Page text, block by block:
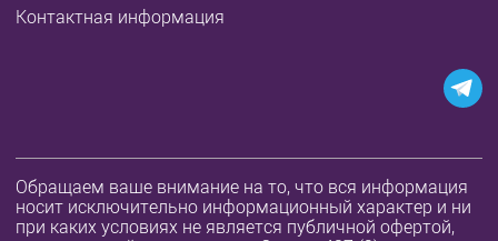
Контактная информация
Обращаем ваше внимание на то, что вся информация
носит исключительно информационный характер и ни
при каких условиях не является публичной офертой,